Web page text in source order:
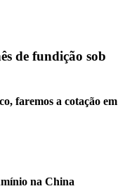
de fundição sob
faremos a cotação em
na China